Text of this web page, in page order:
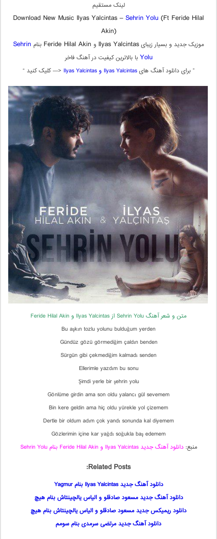
لینک مستقیم
Download New Music Ilyas Yalcintas –Sehrin Yolu (Ft Feride Hilal
Akin)
موزیک جدید و بسیار زیبایIlyas Yalcintas و بنام Sehrin
Yoluبا بالاترین کیفیت در آهنگ فاخر
” برای دانلود آهنگ هایIlyas Yalcintas و Ilyas Yalcintas <— کلیک کنید “
متن و شعر آهنگ Sehrin Yolu از Ilyas Yalcintas و Feride Hilal Akin
Bu aşkın tozlu yolunu bulduğum yerden
Gündüz gözü görmediğim çaldın benden
Sürgün gibi çekmediğim kalmadı senden
Ellerimle yazdım bu sonu
Şimdi yerle bir şehrin yolu
Gönlüme girdin ama son oldu yalancı gül sevemem
Bin kere geldin ama hiç oldu yürekle yol çizemem
Dertle bir oldum adım çok yandı sonunda kal diyemem
Gözlerimin içine kar yağdı soğukla baş edemem
منبع:دانلود آهنگ جدید Ilyas Yalcintas و Feride Hilal Akin بنام Sehrin Yolu
Related Posts:
دانلود آهنگ جدید Ilyas Yalcintas بنام Yagmur
دانلود آهنگ جدید مسعود صادقلو و الياس يالچينتاش بنام هيچ
دانلود ریمیکس جدید مسعود صادقلو و الياس يالچينتاش بنام هيچ
دانلود آهنگ جدید مرتضی سرمدی بنام سومم